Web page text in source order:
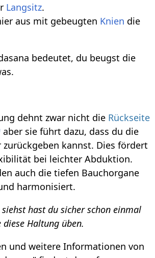
Langsitz.
aus mit gebeugten Knien die
bedeutet, du beugst die
dehnt zwar nicht die Rückseite
aber sie führt dazu, dass du die
zurückgeben kannst. Dies fördert
bei leichter Abduktion.
auch die tiefen Bauchorgane
harmonisiert.
siehst hast du sicher schon einmal
diese Haltung üben.
und weitere Informationen von